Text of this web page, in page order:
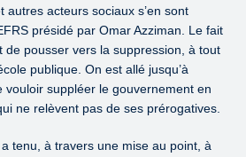
autres acteurs sociaux s’en sont
présidé par Omar Azziman. Le fait
de pousser vers la suppression, à tout
publique. On est allé jusqu’à
vouloir suppléer le gouvernement en
ne relèvent pas de ses prérogatives.
tenu, à travers une mise au point, à